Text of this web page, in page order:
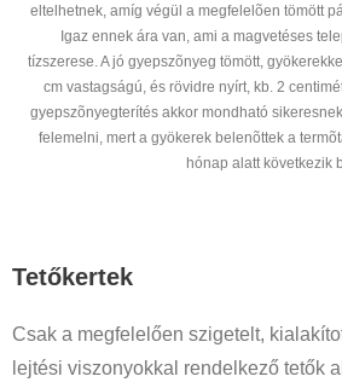
eltelhetnek, amíg végül a megfelelõen tömött
Igaz ennek ára van, ami a magvetéses
tízszerese. A jó gyepszõnyeg tömött,
cm vastagságú, és rövidre nyírt, kb. 2
gyepszõnyegterítés akkor mondható
felemelni, mert a gyökerek belenõttek a
hónap alatt következik
Tetőkertek
Csak a megfelelően szigetelt,
lejtési viszonyokkal rendelkező tetők